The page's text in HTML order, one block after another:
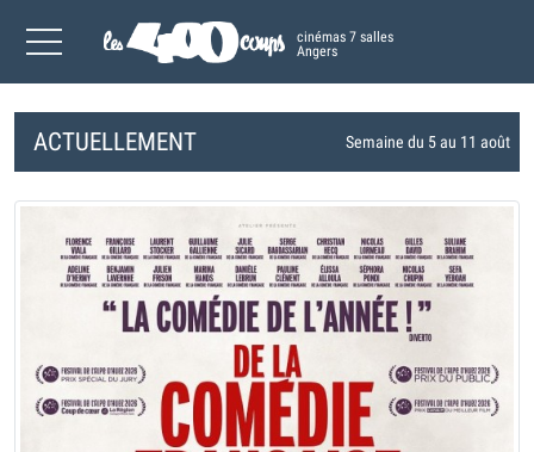
cinémas 7 salles
Angers
ACTUELLEMENT Semaine du 5 au 11 août